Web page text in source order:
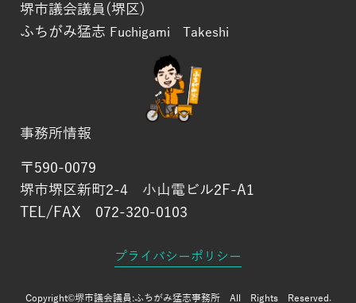
堺市議会議員(堺区)
ふちがみ猛志 Fuchigami Takeshi
事務所情報
〒590-0079
堺市堺区新町2-4 小山電ビル2F-A1
TEL/FAX 072-320-0103
プライバシーポリシー
Copyright©堺市議会議員:ふちがみ猛志事務所All Rights Reserved.